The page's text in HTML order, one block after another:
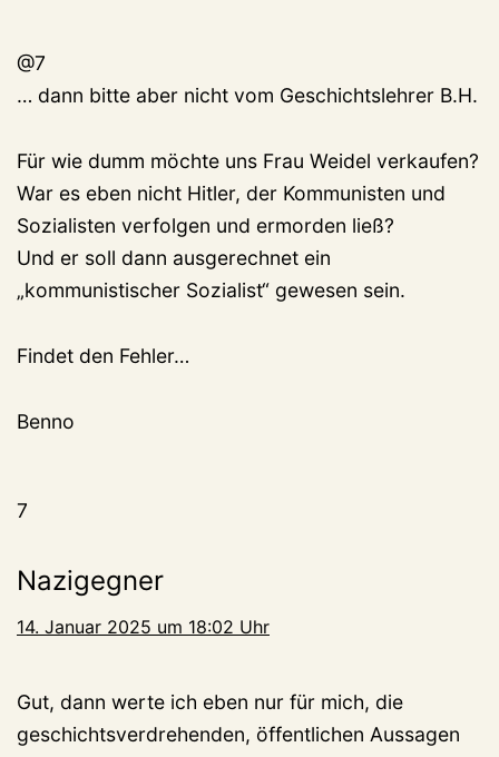
@7
… dann bitte aber nicht vom Geschichtslehrer B.H.
Für wie dumm möchte uns Frau Weidel verkaufen?
War es eben nicht Hitler, der Kommunisten und
Sozialisten verfolgen und ermorden ließ?
Und er soll dann ausgerechnet ein
„kommunistischer Sozialist“ gewesen sein.
Findet den Fehler…
Benno
7
Nazigegner
14. Januar 2025 um 18:02 Uhr
Gut, dann werte ich eben nur für mich, die
geschichtsverdrehenden, öffentlichen Aussagen